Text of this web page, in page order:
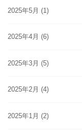
2025年5月 (1)
2025年4月 (6)
2025年3月 (5)
2025年2月 (4)
2025年1月 (2)